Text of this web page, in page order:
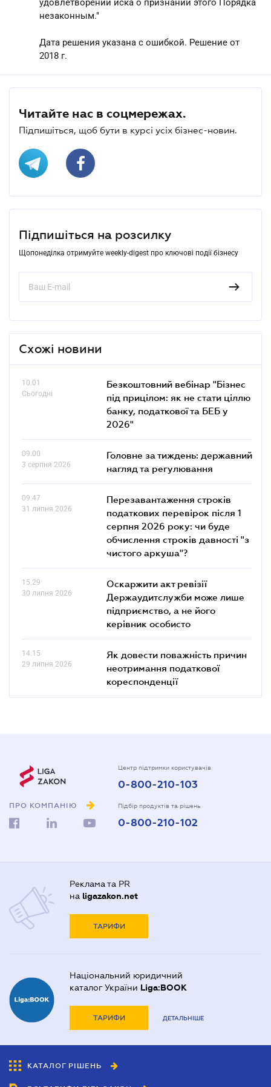
удовлетворении иска о признании этого Порядка
незаконным."
Дата решения указана с ошибкой. Решение от
2018 г.
Читайте нас в соцмережах.
Підпишіться, щоб бути в курсі усіх бізнес-новин.
Підпишіться на розсилку
Щопонеділка отримуйте weekly-digest про ключові події бізнесу
Схожі новини
10.01
Сьогодні
Безкоштовний вебінар "Бізнес
під прицілом: як не стати ціллю
банку, податкової та БЕБ у
2026"
09.00
3 серпня 2026
Головне за тиждень: державний
нагляд та регулювання
09.47
31 липня 2026
Перезавантаження строків
податкових перевірок після 1
серпня 2026 року: чи буде
обчислення строків давності "з
чистого аркуша"?
15.29
30 липня 2026
Оскаржити акт ревізії
Держаудитслужби може лише
підприємство, а не його
керівник особисто
14.15
29 липня 2026
Як довести поважність причин
неотримання податкової
кореспонденції
ПРО КОМПАНІЮ
Центр підтримки користувачів
0-800-210-103
Підбір продуктів та рішень
0-800-210-102
Реклама та PR
на ligazakon.net
ТАРИФИ
Національний юридичний
каталог України Liga:BOOK
ТАРИФИ ДЕТАЛЬНІШЕ
КАТАЛОГ РІШЕНЬ